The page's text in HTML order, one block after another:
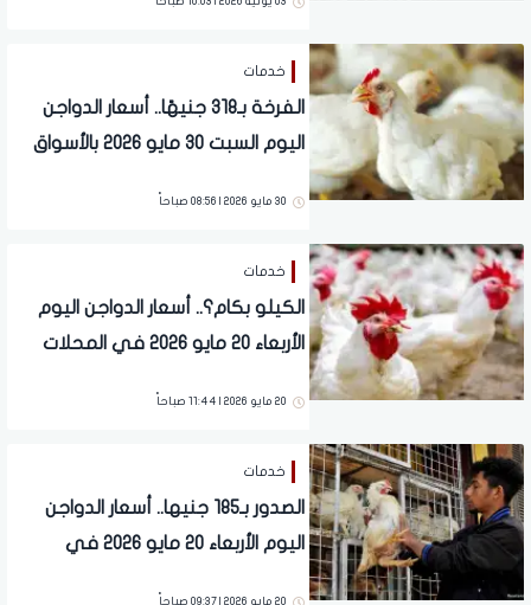
خدمات
الفرخة بـ318 جنيهًا.. أسعار الدواجن
اليوم السبت 30 مايو 2026 بالأسواق
30 مايو 2026 | 08:56 صباحاً
خدمات
الكيلو بكام؟.. أسعار الدواجن اليوم
الأربعاء 20 مايو 2026 في المحلات
20 مايو 2026 | 11:44 صباحاً
خدمات
الصدور بـ185 جنيها.. أسعار الدواجن
اليوم الأربعاء 20 مايو 2026 في
20 مايو 2026 | 09:37 صباحاً